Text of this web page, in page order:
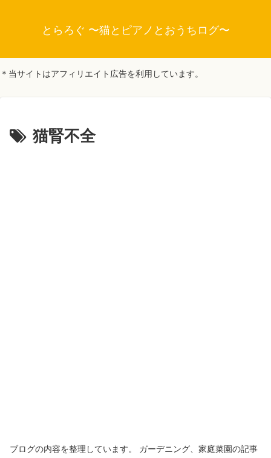
とらろぐ 〜猫とピアノとおうちログ〜
＊当サイトはアフィリエイト広告を利用しています。
猫腎不全
ブログの内容を整理しています。 ガーデニング、家庭菜園の記事